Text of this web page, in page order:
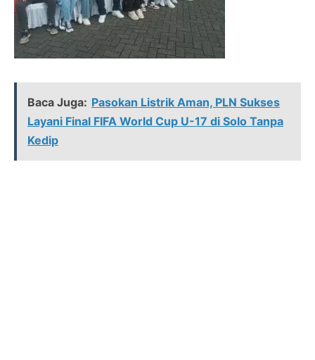
Baca Juga: Pasokan Listrik Aman, PLN Sukses
Layani Final FIFA World Cup U-17 di Solo Tanpa
Kedip